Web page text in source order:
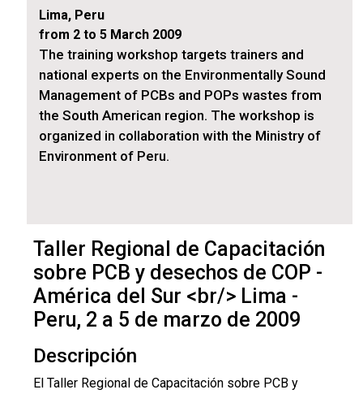
Lima, Peru
from 2 to 5 March 2009
The training workshop targets trainers and
national experts on the Environmentally Sound
Management of PCBs and POPs wastes from
the South American region. The workshop is
organized in collaboration with the Ministry of
Environment of Peru.
Taller Regional de Capacitación
sobre PCB y desechos de COP -
América del Sur <br/> Lima -
Peru, 2 a 5 de marzo de 2009
Descripción
El Taller Regional de Capacitación sobre PCB y